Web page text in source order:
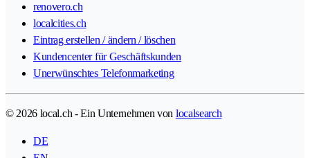
renovero.ch
localcities.ch
Eintrag erstellen / ändern / löschen
Kundencenter für Geschäftskunden
Unerwünschtes Telefonmarketing
© 2026 local.ch - Ein Unternehmen von localsearch
DE